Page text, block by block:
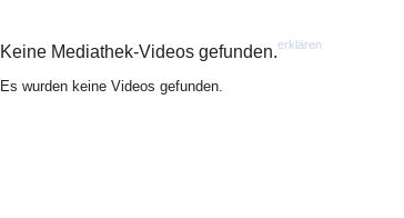
Keine Mediathek-Videos gefunden.erklären
Es wurden keine Videos gefunden.